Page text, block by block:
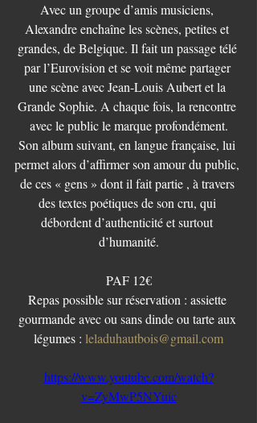
Avec un groupe d’amis musiciens,
Alexandre enchaîne les scènes, petites et
grandes, de Belgique. Il fait un passage télé
par l’Eurovision et se voit même partager
une scène avec Jean-Louis Aubert et la
Grande Sophie. A chaque fois, la rencontre
avec le public le marque profondément.
Son album suivant, en langue française, lui
permet alors d’affirmer son amour du public,
de ces « gens » dont il fait partie , à travers
des textes poétiques de son cru, qui
débordent d’authenticité et surtout
d’humanité.
PAF 12€
Repas possible sur réservation : assiette
gourmande avec ou sans dinde ou tarte aux
légumes : leladuhautbois@gmail.com
https://www.youtube.com/watch?
v=ZyMwP5NYuic